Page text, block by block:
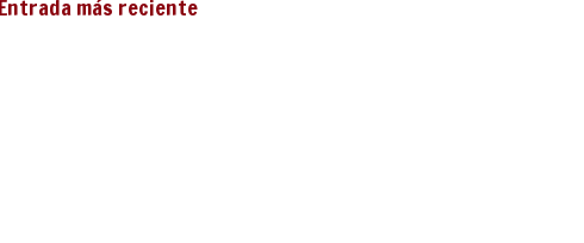
Entrada más reciente